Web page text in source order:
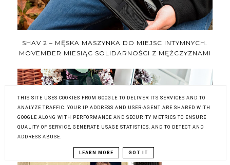
SHAV 2 – MĘSKA MASZYNKA DO MIEJSC INTYMNYCH.
MOVEMBER MIESIĄC SOLIDARNOŚCI Z MĘŻCZYZNAMI
NOWE ODKRYCIE W SIECI – SKLEP HAIRSTORE.PL
THIS SITE USES COOKIES FROM GOOGLE TO DELIVER ITS SERVICES AND TO
ANALYZE TRAFFIC. YOUR IP ADDRESS AND USER-AGENT ARE SHARED WITH
GOOGLE ALONG WITH PERFORMANCE AND SECURITY METRICS TO ENSURE
QUALITY OF SERVICE, GENERATE USAGE STATISTICS, AND TO DETECT AND
ADDRESS ABUSE.
LEARN MORE GOT IT